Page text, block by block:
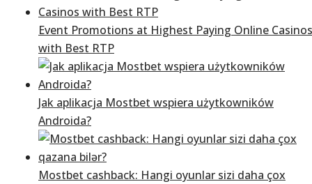
Event Promotions at Highest Paying Online Casinos
with Best RTP
Jak aplikacja Mostbet wspiera użytkowników
Androida?
Mostbet cashback: Hangi oyunlar sizi daha çox